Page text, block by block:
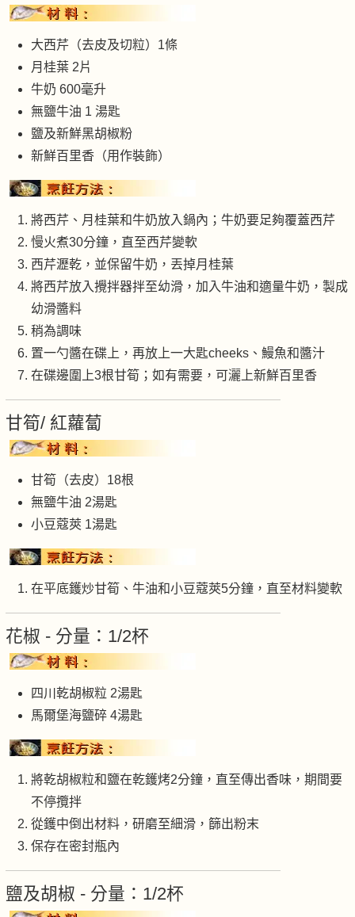
大西芹（去皮及切粒）1條
月桂葉 2片
牛奶 600毫升
無鹽牛油 1 湯匙
鹽及新鮮黑胡椒粉
新鮮百里香（用作裝飾）
將西芹、月桂葉和牛奶放入鍋內；牛奶要足夠覆蓋西芹
慢火煮30分鐘，直至西芹變軟
西芹瀝乾，並保留牛奶，丟掉月桂葉
將西芹放入攪拌器拌至幼滑，加入牛油和適量牛奶，製成
幼滑醬料
稍為調味
置一勺醬在碟上，再放上一大匙cheeks、鰻魚和醬汁
在碟邊圍上3根甘筍；如有需要，可灑上新鮮百里香
甘筍/ 紅蘿蔔
甘筍（去皮）18根
無鹽牛油 2湯匙
小豆蔻莢 1湯匙
在平底鑊炒甘筍、牛油和小豆蔻莢5分鐘，直至材料變軟
花椒 - 分量：1/2杯
四川乾胡椒粒 2湯匙
馬爾堡海鹽碎 4湯匙
將乾胡椒粒和鹽在乾鑊烤2分鐘，直至傳出香味，期間要
不停攬拌
從鑊中倒出材料，研磨至細滑，篩出粉末
保存在密封瓶內
鹽及胡椒 - 分量：1/2杯